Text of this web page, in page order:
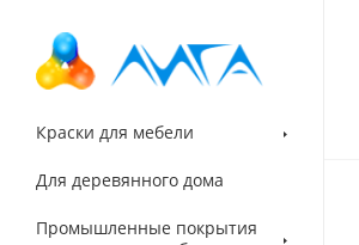
Краски для мебели
Для деревянного дома
Промышленные покрытия